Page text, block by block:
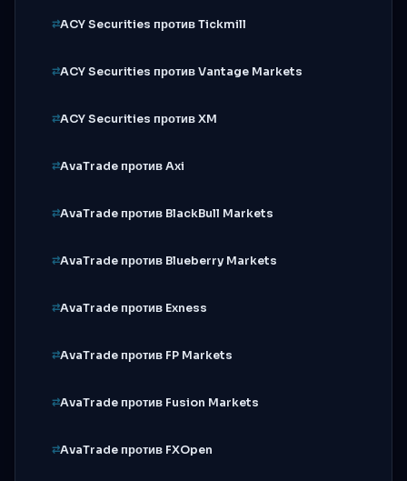
ACY Securities против Tickmill
ACY Securities против Vantage Markets
ACY Securities против XM
AvaTrade против Axi
AvaTrade против BlackBull Markets
AvaTrade против Blueberry Markets
AvaTrade против Exness
AvaTrade против FP Markets
AvaTrade против Fusion Markets
AvaTrade против FXOpen